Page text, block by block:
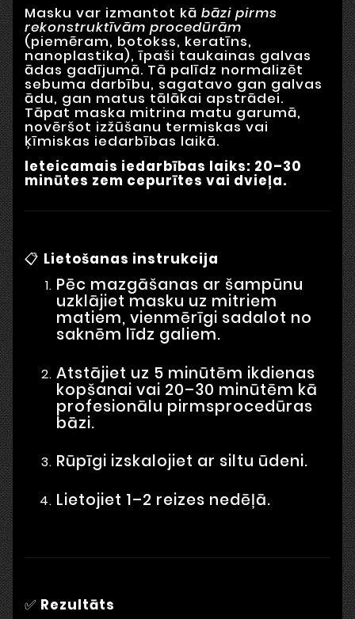
Masku var izmantot kā bāzi pirms
rekonstruktīvām procedūrām
(piemēram, botokss, keratīns,
nanoplastika), īpaši taukainas galvas
ādas gadījumā. Tā palīdz normalizēt
sebuma darbību, sagatavo gan galvas
ādu, gan matus tālākai apstrādei.
Tāpat maska mitrina matu garumā,
novēršot izžūšanu termiskas vai
ķīmiskas iedarbības laikā.
Ieteicamais iedarbības laiks: 20–30
minūtes zem cepurītes vai dvieļa.
📋 Lietošanas instrukcija
Pēc mazgāšanas ar šampūnu
uzklājiet masku uz mitriem
matiem, vienmērīgi sadalot no
saknēm līdz galiem.
Atstājiet uz 5 minūtēm ikdienas
kopšanai vai 20–30 minūtēm kā
profesionālu pirmsprocedūras
bāzi.
Rūpīgi izskalojiet ar siltu ūdeni.
Lietojiet 1–2 reizes nedēļā.
✅ Rezultāts